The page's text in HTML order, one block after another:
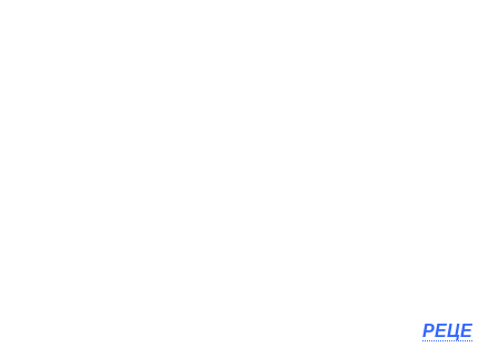
РЕЦЕ